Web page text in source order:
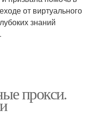
от виртуального
знаний
прокси.